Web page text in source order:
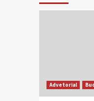
Advetorial